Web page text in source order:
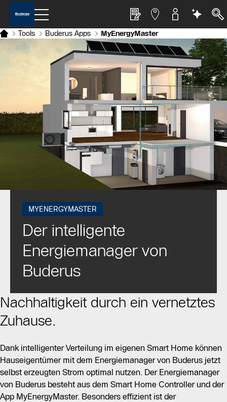
Tools Buderus Apps MyEnergyMaster
MYENERGYMASTER
Der intelligente
Energiemanager von
Buderus
Nachhaltigkeit durch ein vernetztes
Zuhause.
Dank intelligenter Verteilung im eigenen Smart Home können
Hauseigentümer mit dem Energiemanager von Buderus jetzt
selbst erzeugten Strom optimal nutzen. Der Energiemanager
von Buderus besteht aus dem Smart Home Controller und der
App MyEnergyMaster. Besonders efﬁzient ist der